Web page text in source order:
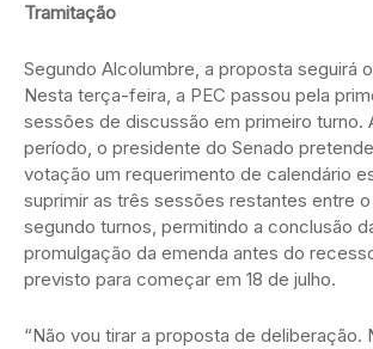
Tramitação
Segundo Alcolumbre, a proposta seguirá
Nesta terça-feira, a PEC passou pela
sessões de discussão em primeiro turno.
período, o presidente do Senado
votação um requerimento de calendário
suprimir as três sessões restantes entre
segundo turnos, permitindo a conclusão
promulgação da emenda antes do
previsto para começar em 18 de julho.
“Não vou tirar a proposta de deliberação.